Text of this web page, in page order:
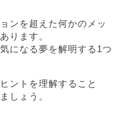
ンを超えた何かのメッ
ります。
になる夢を解明する1つ
ントを理解すること
しょう。